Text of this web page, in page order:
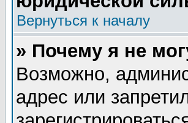
Вернуться к началу
» Почему я не
Возможно,
адрес или